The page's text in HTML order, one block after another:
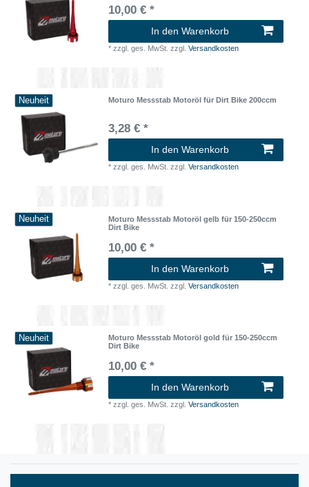
10,00 € *
In den Warenkorb
*zzgl. ges. MwSt. zzgl.Versandkosten
Neuheit Moturo Messstab Motoröl für Dirt Bike 200ccm
3,28 € *
In den Warenkorb
*zzgl. ges. MwSt. zzgl.Versandkosten
Neuheit
Moturo Messstab Motoröl gelb für 150-250ccm
Dirt Bike
10,00 € *
In den Warenkorb
*zzgl. ges. MwSt. zzgl.Versandkosten
Neuheit
Moturo Messstab Motoröl gold für 150-250ccm
Dirt Bike
10,00 € *
In den Warenkorb
*zzgl. ges. MwSt. zzgl.Versandkosten